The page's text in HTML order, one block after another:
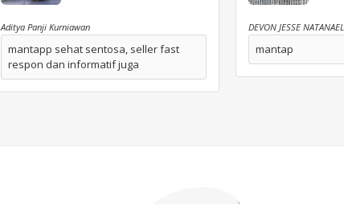
Aditya Panji Kurniawan
mantapp sehat sentosa, seller fast
respon dan informatif juga
DEVON JESSE NATANAEL
mantap